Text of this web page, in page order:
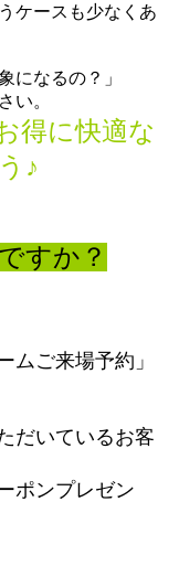
ケースも少なくあ
になるの？」
い。
得に快適な
♪
すか？
ムご来場予約」
だいているお客
ポンプレゼン